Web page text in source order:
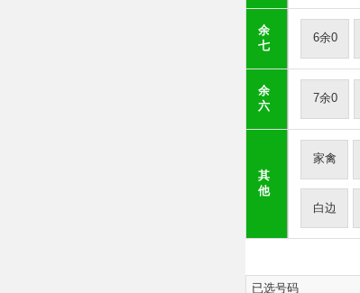
余
七
6余0
余
六
7余0
其
他
家禽
白边
已选号码